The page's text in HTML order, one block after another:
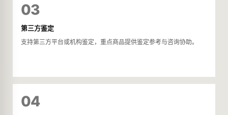
03
第三方鉴定
支持第三方平台或机构鉴定，重点商品提供鉴定参考与咨询协助。
04